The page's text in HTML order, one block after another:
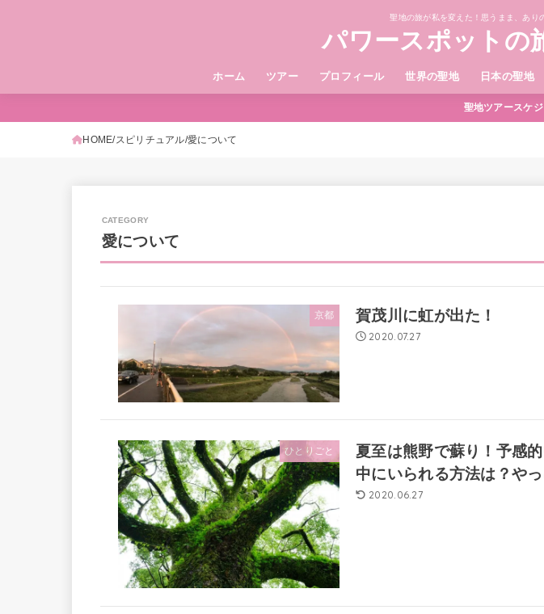
聖地の旅が私を変えた！思うまま、あり
パワースポットの
ホーム ツアー プロフィール 世界の聖地 日本の聖地
聖地ツアースケ
HOME スピリチュアル 愛について
愛について
京都 賀茂川に虹が出た！
2020.07.27
ひとりごと
夏至は熊野で蘇り！予感
中にいられる方法は？やっ
2020.06.27